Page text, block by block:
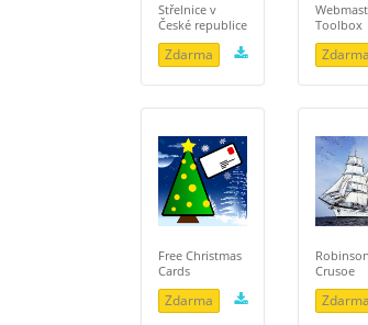
Střelnice v
České republice
Zdarma
Toolbox
Zdarma
Free Christmas
Cards
Zdarma
Robinson
Crusoe
Zdarma